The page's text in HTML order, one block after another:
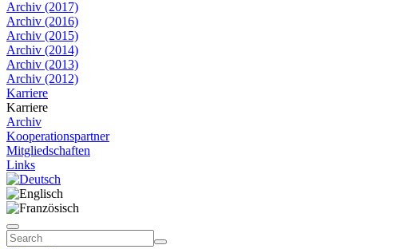
Archiv (2017)
Archiv (2016)
Archiv (2015)
Archiv (2014)
Archiv (2013)
Archiv (2012)
Karriere
Karriere
Archiv
Kooperationspartner
Mitgliedschaften
Links